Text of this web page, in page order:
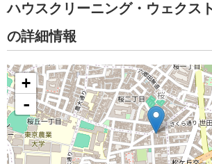
ハウスクリーニング・ウェクス
の詳細情報
+
-